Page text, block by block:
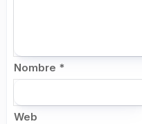
Nombre *
Web